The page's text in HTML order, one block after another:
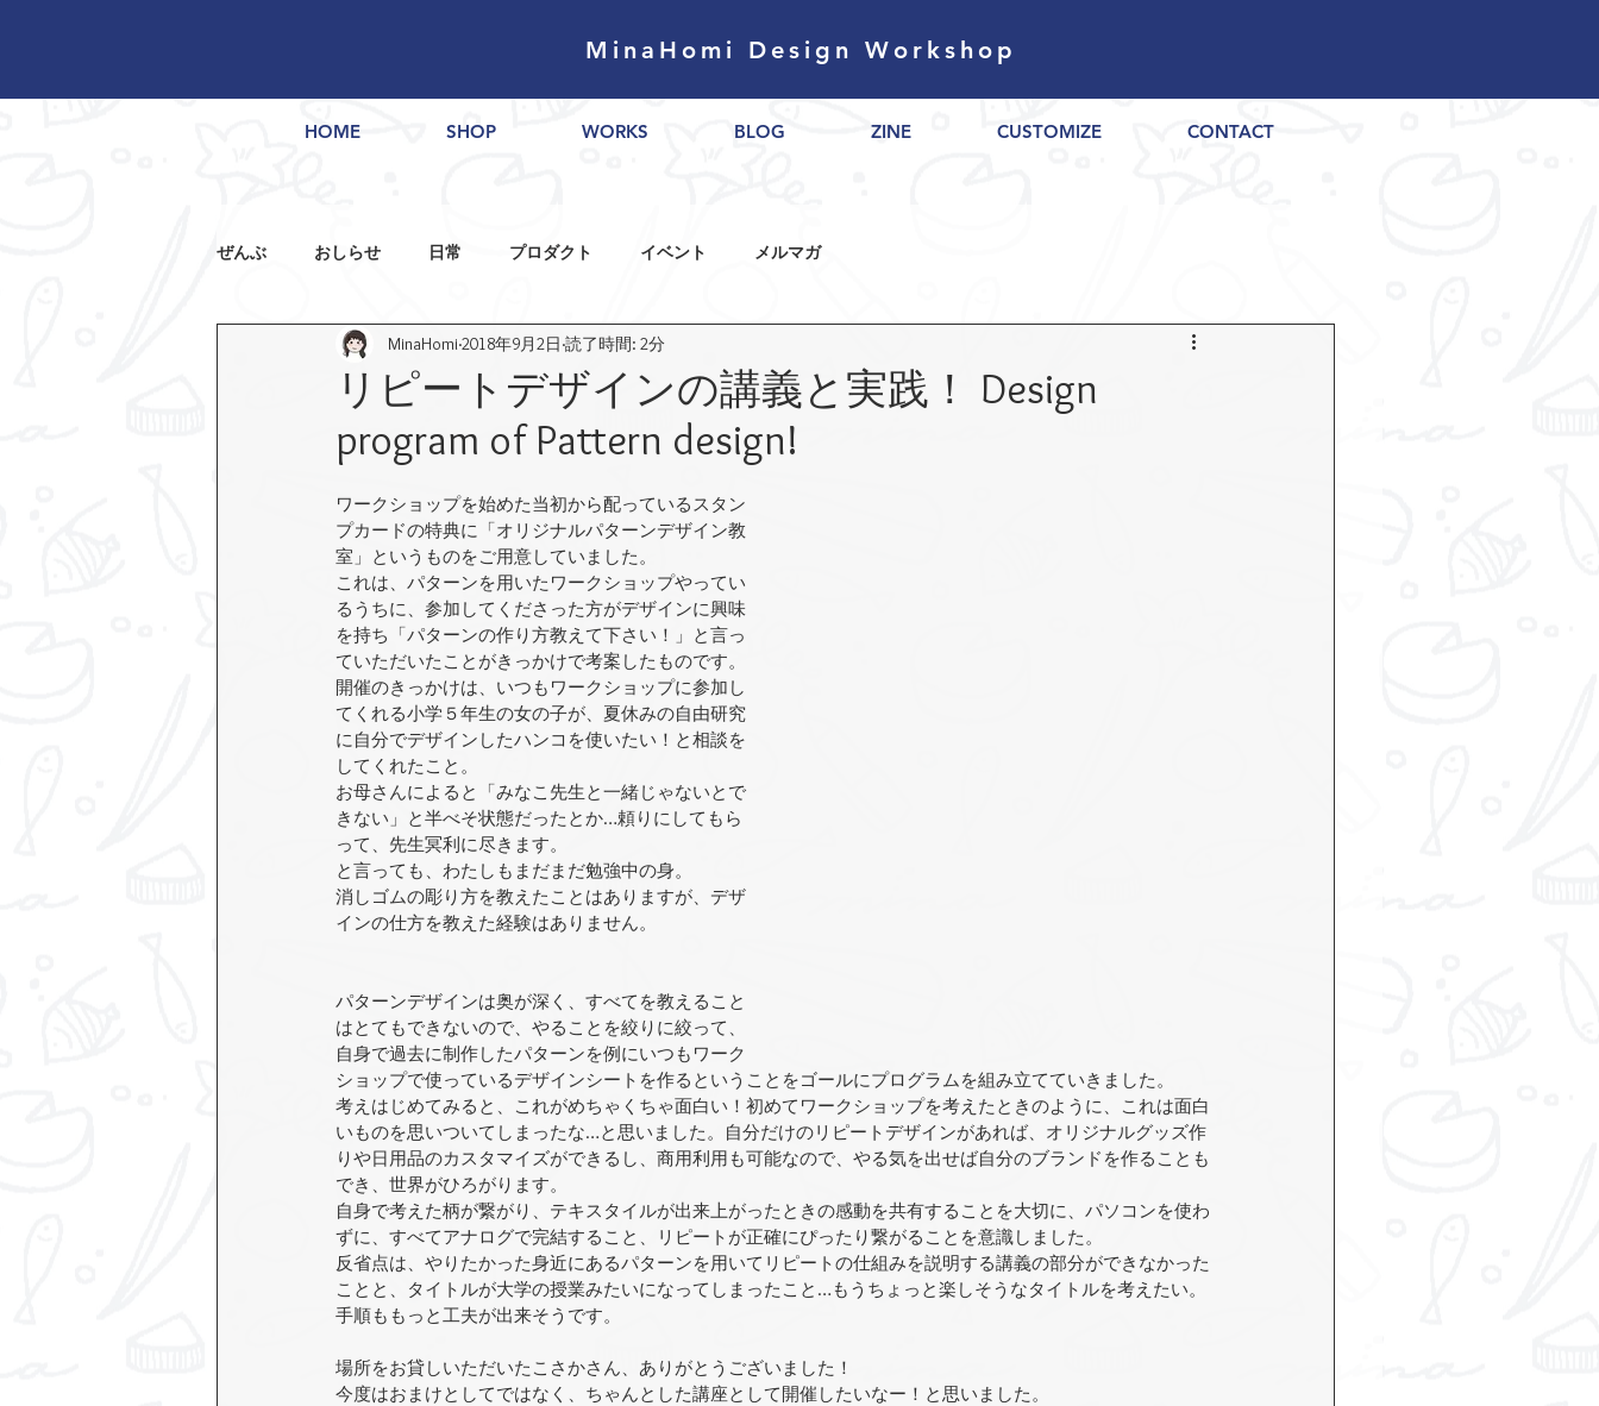
MinaHomi Design Workshop
HOME SHOP WORKS BLOG ZINE CUSTOMIZE CONTACT
ぜんぶ おしらせ 日常 プロダクト イベント メルマガ
リピートデザインの講義と実践！ Design
program of Pattern design!
MinaHomi 2018年9月2日 読了時間: 2分
ワークショップを始めた当初から配っているスタン
プカードの特典に「オリジナルパターンデザイン教
室」というものをご用意していました。
これは、パターンを用いたワークショップやってい
るうちに、参加してくださった方がデザインに興味
を持ち「パターンの作り方教えて下さい！」と言っ
ていただいたことがきっかけで考案したものです。
開催のきっかけは、いつもワークショップに参加し
てくれる小学５年生の女の子が、夏休みの自由研究
に自分でデザインしたハンコを使いたい！と相談を
してくれたこと。
お母さんによると「みなこ先生と一緒じゃないとで
きない」と半べそ状態だったとか…頼りにしてもら
って、先生冥利に尽きます。
と言っても、わたしもまだまだ勉強中の身。
消しゴムの彫り方を教えたことはありますが、デザ
インの仕方を教えた経験はありません。
パターンデザインは奥が深く、すべてを教えること
はとてもできないので、やることを絞りに絞って、
自身で過去に制作したパターンを例にいつもワーク
ショップで使っているデザインシートを作るということをゴールにプログラムを組み立てていきました。
考えはじめてみると、これがめちゃくちゃ面白い！初めてワークショップを考えたときのように、これは面白
いものを思いついてしまったな…と思いました。自分だけのリピートデザインがあれば、オリジナルグッズ作
りや日用品のカスタマイズができるし、商用利用も可能なので、やる気を出せば自分のブランドを作ることも
でき、世界がひろがります。
自身で考えた柄が繋がり、テキスタイルが出来上がったときの感動を共有することを大切に、パソコンを使わ
ずに、すべてアナログで完結すること、リピートが正確にぴったり繋がることを意識しました。
反省点は、やりたかった身近にあるパターンを用いてリピートの仕組みを説明する講義の部分ができなかった
ことと、タイトルが大学の授業みたいになってしまったこと…もうちょっと楽しそうなタイトルを考えたい。
手順ももっと工夫が出来そうです。
場所をお貸しいただいたこさかさん、ありがとうございました！
今度はおまけとしてではなく、ちゃんとした講座として開催したいなー！と思いました。